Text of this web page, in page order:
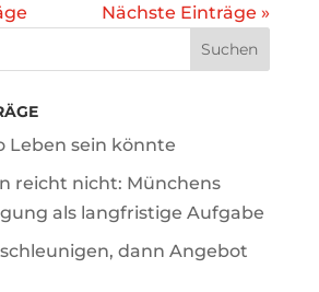
Nächste Einträge »
Leben sein könnte
reicht nicht: Münchens
als langfristige Aufgabe
dann Angebot